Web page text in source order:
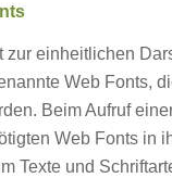
zur einheitlichen
Web Fonts,
Beim Aufruf
Web Fonts in
Texte und